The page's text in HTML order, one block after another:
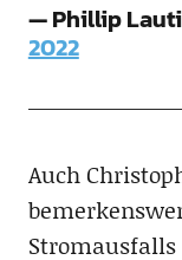
— Phillip
2022
Auch